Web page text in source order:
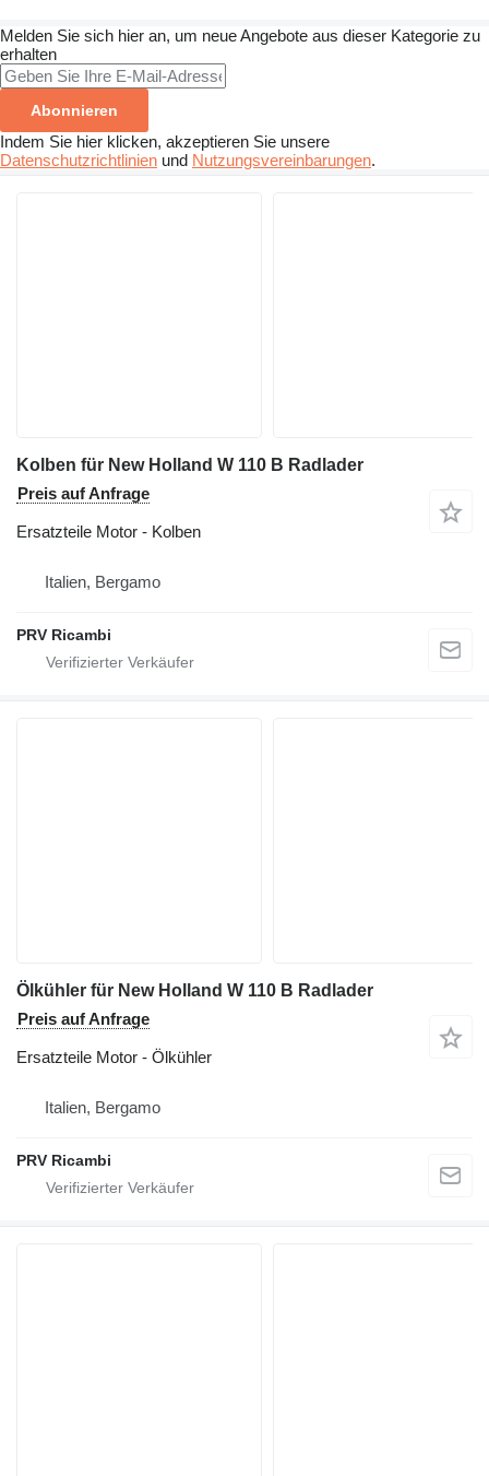
Melden Sie sich hier an, um neue Angebote aus dieser Kategorie zu
erhalten
Abonnieren
Indem Sie hier klicken, akzeptieren Sie unsere
Datenschutzrichtlinien und Nutzungsvereinbarungen.
Kolben für New Holland W 110 B Radlader
Preis auf Anfrage
Ersatzteile Motor - Kolben
Italien, Bergamo
PRV Ricambi
Ölkühler für New Holland W 110 B Radlader
Preis auf Anfrage
Ersatzteile Motor - Ölkühler
Italien, Bergamo
PRV Ricambi